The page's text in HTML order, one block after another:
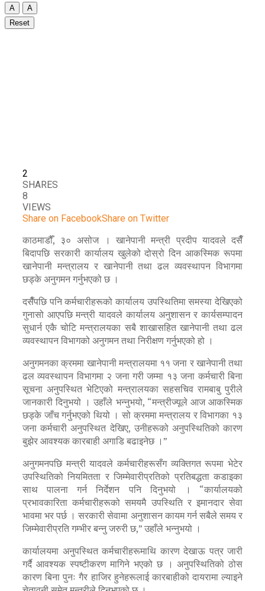
A
A
Reset
2
SHARES
8
VIEWS
Share on FacebookShare on Twitter
काठमाडौँ, ३० असोज । खानेपानी मन्त्री प्रदीप यादवले दसैँ
बिदापछि सरकारी कार्यालय खुलेको दोस्रो दिन आकस्मिक रूपमा
खानेपानी मन्त्रालय र खानेपानी तथा ढल व्यवस्थापन विभागमा
छड्के अनुगमन गर्नुभएको छ ।
दसैँपछि पनि कर्मचारीहरूको कार्यालय उपस्थितिमा समस्या देखिएको
गुनासो आएपछि मन्त्री यादवले कार्यालय अनुशासन र कार्यसम्पादन
सुधार्न एकै चोटि मन्त्रालयका सबै शाखासहित खानेपानी तथा ढल
व्यवस्थापन विभागको अनुगमन तथा निरीक्षण गर्नुभएको हो ।
अनुगमनका क्रममा खानेपानी मन्त्रालयमा ११ जना र खानेपानी तथा
ढल व्यवस्थापन विभागमा २ जना गरी जम्मा १३ जना कर्मचारी बिना
सूचना अनुपस्थित भेटिएको मन्त्रालयका सहसचिव रामबाबु पुरीले
जानकारी दिनुभयो । उहाँले भन्नुभयो, “मन्त्रीज्यूले आज आकस्मिक
छड्के जाँच गर्नुभएको थियो । सो क्रममा मन्त्रालय र विभागका १३
जना कर्मचारी अनुपस्थित देखिए, उनीहरूको अनुपस्थितिको कारण
बुझेर आवश्यक कारबाही अगाडि बढाइनेछ ।”
अनुगमनपछि मन्त्री यादवले कर्मचारीहरूसँग व्यक्तिगत रूपमा भेटेर
उपस्थितिको नियमितता र जिम्मेवारीप्रतिको प्रतिबद्धता कडाइका
साथ पालना गर्न निर्देशन पनि दिनुभयो । “कार्यालयको
प्रभावकारिता कर्मचारीहरूको समयमै उपस्थिति र इमानदार सेवा
भावमा भर पर्छ । सरकारी सेवामा अनुशासन कायम गर्न सबैले समय र
जिम्मेवारीप्रति गम्भीर बन्नु जरुरी छ,” उहाँले भन्नुभयो ।
कार्यालयमा अनुपस्थित कर्मचारीहरूमाथि कारण देखाऊ पत्र जारी
गर्दै आवश्यक स्पष्टीकरण मागिने भएको छ । अनुपस्थितिको ठोस
कारण बिना पुनः गैर हाजिर हुनेहरूलाई कारबाहीको दायरामा ल्याइने